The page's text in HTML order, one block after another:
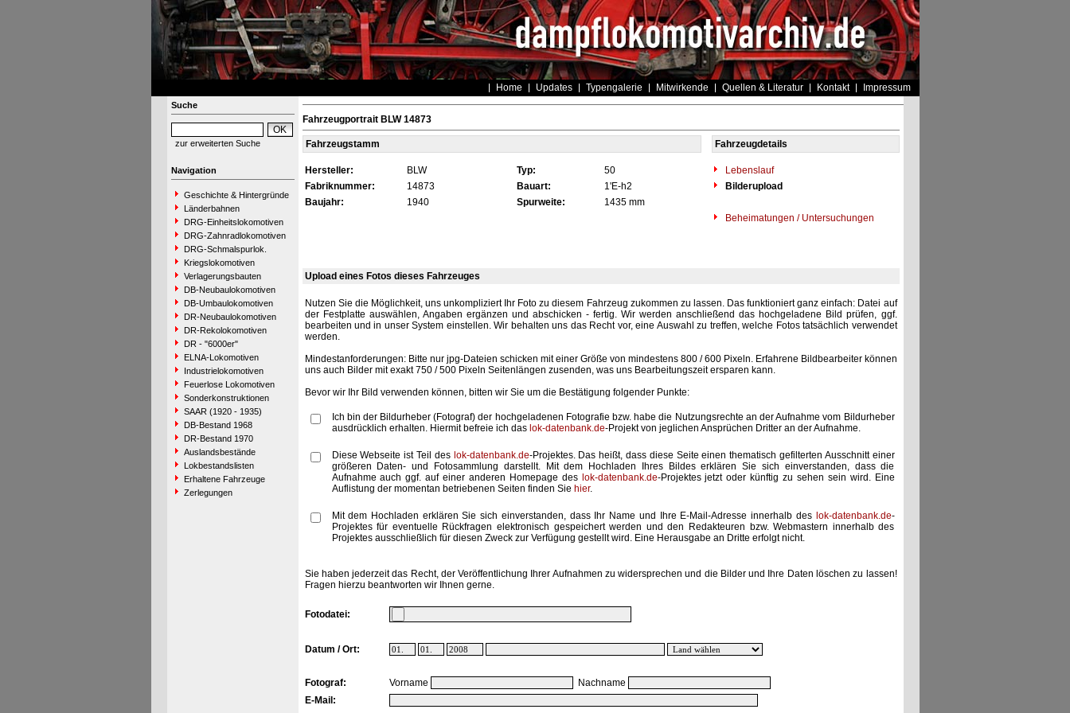
Home Updates Typengalerie Mitwirkende Quellen & Literatur Kontakt Impressum
Suche
zur erweiterten Suche
Navigation
Geschichte & Hintergründe
Länderbahnen
DRG-Einheitslokomotiven
DRG-Zahnradlokomotiven
DRG-Schmalspurlok.
Kriegslokomotiven
Verlagerungsbauten
DB-Neubaulokomotiven
DB-Umbaulokomotiven
DR-Neubaulokomotiven
DR-Rekolokomotiven
DR - "6000er"
ELNA-Lokomotiven
Industrielokomotiven
Feuerlose Lokomotiven
Sonderkonstruktionen
SAAR (1920 - 1935)
DB-Bestand 1968
DR-Bestand 1970
Auslandsbestände
Lokbestandslisten
Erhaltene Fahrzeuge
Zerlegungen
Fahrzeugportrait BLW 14873
Fahrzeugstamm Fahrzeugdetails
Hersteller: BLW Typ: 50
Lebenslauf
Fabriknummer:
14873 Bauart: 1'E-h2
Bilderupload
Baujahr:
1940 Spurweite:
1435 mm
Beheimatungen / Untersuchungen
Upload eines Fotos dieses Fahrzeuges
Nutzen Sie die Möglichkeit, uns unkompliziert Ihr Foto zu diesem Fahrzeug zukommen zu lassen. Das funktioniert ganz einfach: Datei auf
der Festplatte auswählen, Angaben ergänzen und abschicken - fertig. Wir werden anschließend das hochgeladene Bild prüfen, ggf.
bearbeiten und in unser System einstellen. Wir behalten uns das Recht vor, eine Auswahl zu treffen, welche Fotos tatsächlich verwendet
werden.
Mindestanforderungen: Bitte nur jpg-Dateien schicken mit einer Größe von mindestens 800 / 600 Pixeln. Erfahrene Bildbearbeiter können
uns auch Bilder mit exakt 750 / 500 Pixeln Seitenlängen zusenden, was uns Bearbeitungszeit ersparen kann.
Bevor wir Ihr Bild verwenden können, bitten wir Sie um die Bestätigung folgender Punkte:
Ich bin der Bildurheber (Fotograf) der hochgeladenen Fotografie bzw. habe die Nutzungsrechte an der Aufnahme vom Bildurheber
ausdrücklich erhalten. Hiermit befreie ich das lok-datenbank.de-Projekt von jeglichen Ansprüchen Dritter an der Aufnahme.
Diese Webseite ist Teil des lok-datenbank.de-Projektes. Das heißt, dass diese Seite einen thematisch gefilterten Ausschnitt einer
größeren Daten- und Fotosammlung darstellt. Mit dem Hochladen Ihres Bildes erklären Sie sich einverstanden, dass die
Aufnahme auch ggf. auf einer anderen Homepage des lok-datenbank.de-Projektes jetzt oder künftig zu sehen sein wird. Eine
Auflistung der momentan betriebenen Seiten finden Sie hier.
Mit dem Hochladen erklären Sie sich einverstanden, dass Ihr Name und Ihre E-Mail-Adresse innerhalb des lok-datenbank.de-
Projektes für eventuelle Rückfragen elektronisch gespeichert werden und den Redakteuren bzw. Webmastern innerhalb des
Projektes ausschließlich für diesen Zweck zur Verfügung gestellt wird. Eine Herausgabe an Dritte erfolgt nicht.
Sie haben jederzeit das Recht, der Veröffentlichung Ihrer Aufnahmen zu widersprechen und die Bilder und Ihre Daten löschen zu lassen!
Fragen hierzu beantworten wir Ihnen gerne.
Fotodatei:
Datum / Ort:
Fotograf: Vorname
Nachname
E-Mail: